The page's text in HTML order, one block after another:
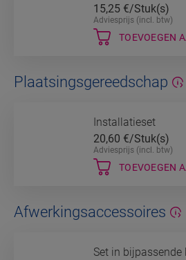
15,25 €/Stuk(s)
Adviesprijs (incl. btw)
TOEVOEGEN
Plaatsingsgereedschap
Installatieset
20,60 €/Stuk(s)
Adviesprijs (incl. btw)
TOEVOEGEN
Afwerkingsaccessoires
Set in bijpassende